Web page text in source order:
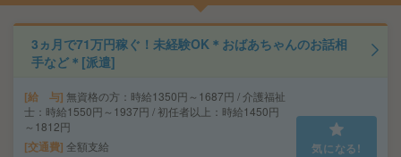
3ヵ月で71万円稼ぐ！未経験OK＊おばあちゃんのお話相
手など＊[派遣]
給 与 無資格の方：時給1350円～1687円 / 介護福祉
士：時給1550円～1937円 / 初任者以上：時給1450円
～1812円
交通費 全額支給 気になる!